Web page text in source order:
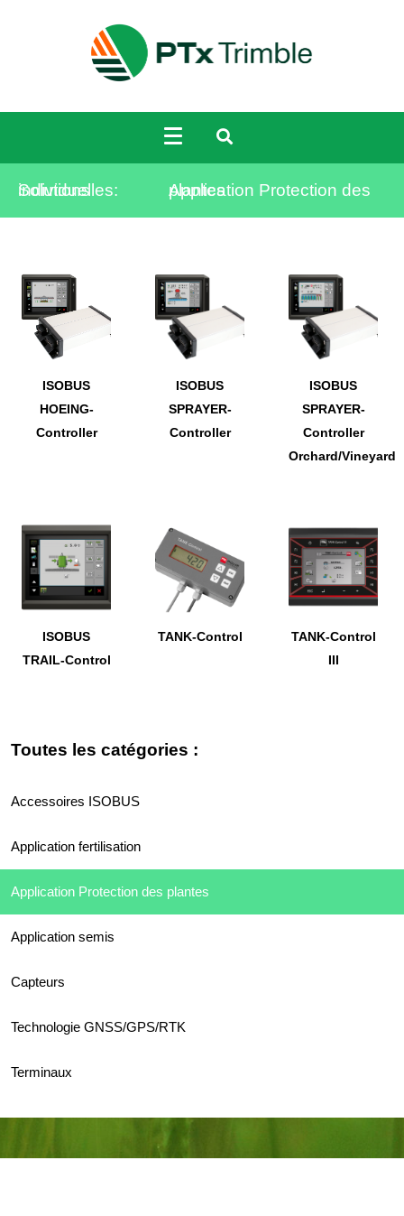
Solutions individuelles: Application Protection des plantes
ISOBUS
HOEING-
Controller
ISOBUS
SPRAYER-
Controller
ISOBUS
SPRAYER-
Controller
Orchard/Vineyard
ISOBUS
TRAIL-Control
TANK-Control
TANK-Control
Toutes les catégories :
Accessoires ISOBUS
Application fertilisation
Application Protection des plantes
Application semis
Capteurs
Technologie GNSS/GPS/RTK
Terminaux